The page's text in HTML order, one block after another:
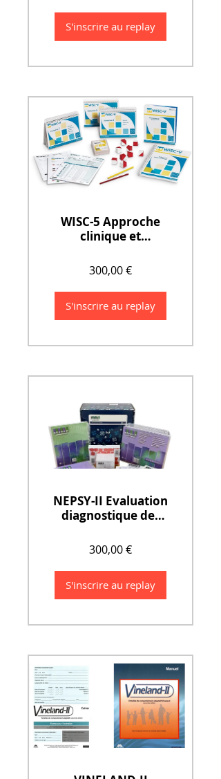
S'inscrire au replay
WISC-5 Approche
clinique et
jours)
300,00 €
S'inscrire au replay
NEPSY-II Evaluation
diagnostique des
Neurodéveloppem
ent (2 jours)
300,00 €
S'inscrire au replay